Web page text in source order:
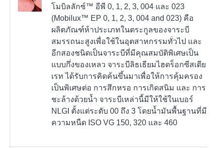
โมบิลลักซ์™ อีพี 0, 1, 2, 3, 004 และ 023
(Mobilux™ EP 0, 1, 2, 3, 004 and 023) คือ
ผลิตภัณฑ์ห้าประเภทในตระกูลของจาระบี
สมรรถนะสูงเพื่อใช้ในอุตสาหกรรมทั่วไป และ
อีกสองชนิดเป็นจาระบีที่มีคุณสมบัติพิเศษเป็น
แบบกึ่งของเหลว จาระบีลิธเธียมไฮดร็อกซีสเตีย
เรท ได้รับการคิดค้นขึ้นมาเพื่อให้การคุ้มครอง
เป็นพิเศษต่อ การสึกหรอ การเกิดสนิม และ การ
ชะล้างด้วยน้ำ จาระบีเหล่านี้มีให้ใช้ในเบอร์
NLGI ตั้งแต่ระดับ 00 ถึง 3 โดยน้ำมันพื้นฐานที่มี
ความหนืด ISO VG 150, 320 และ 460